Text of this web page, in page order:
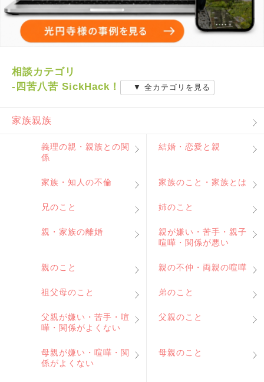
相談カテゴリ
-四苦八苦 SickHack！
▼ 全カテゴリを見る
家族親族
義理の親・親族との関
係
結婚・恋愛と親
家族・知人の不倫 家族のこと・家族とは
兄のこと 姉のこと
親・家族の離婚
親が嫌い・苦手・親子
喧嘩・関係が悪い
親のこと 親の不仲・両親の喧嘩
祖父母のこと 弟のこと
父親が嫌い・苦手・喧
嘩・関係がよくない
父親のこと
母親が嫌い・喧嘩・関
係がよくない
母親のこと